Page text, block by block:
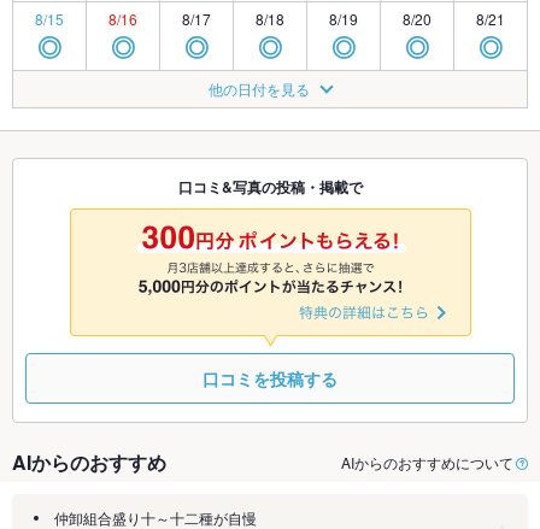
8/15
◎
8/16
◎
8/17
◎
8/18
◎
8/19
◎
8/20
◎
8/21
◎
◎ ◎
8/24
◎
8/25
◎
8/26
◎ ◎ ◎
8/29 8/30 8/31
◎
9/1
◎
9/2
◎
9/3 9/4
9/7
◎ ◎ ◎ ◎
他の日付を見る
口コミ&写真の投稿・掲載で
口コミを投稿する
AIからのおすすめ AIからのおすすめについて
仲卸組合盛り十～十二種が自慢